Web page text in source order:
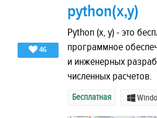
46
python(x,y)
Python (x, y) - это
программное
и инженерных
численных расчетов.
Бесплатная